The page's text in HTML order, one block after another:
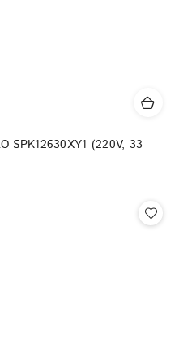
SPK12630XY1 (220V, 33